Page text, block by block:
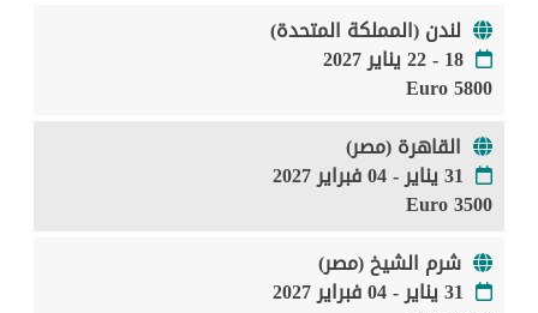
لندن (المملكة المتحدة)
18 - 22 يناير 2027
5800 Euro
القاهرة (مصر)
31 يناير - 04 فبراير 2027
3500 Euro
شرم الشيخ (مصر)
31 يناير - 04 فبراير 2027